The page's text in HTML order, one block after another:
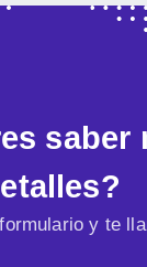
saber
y te